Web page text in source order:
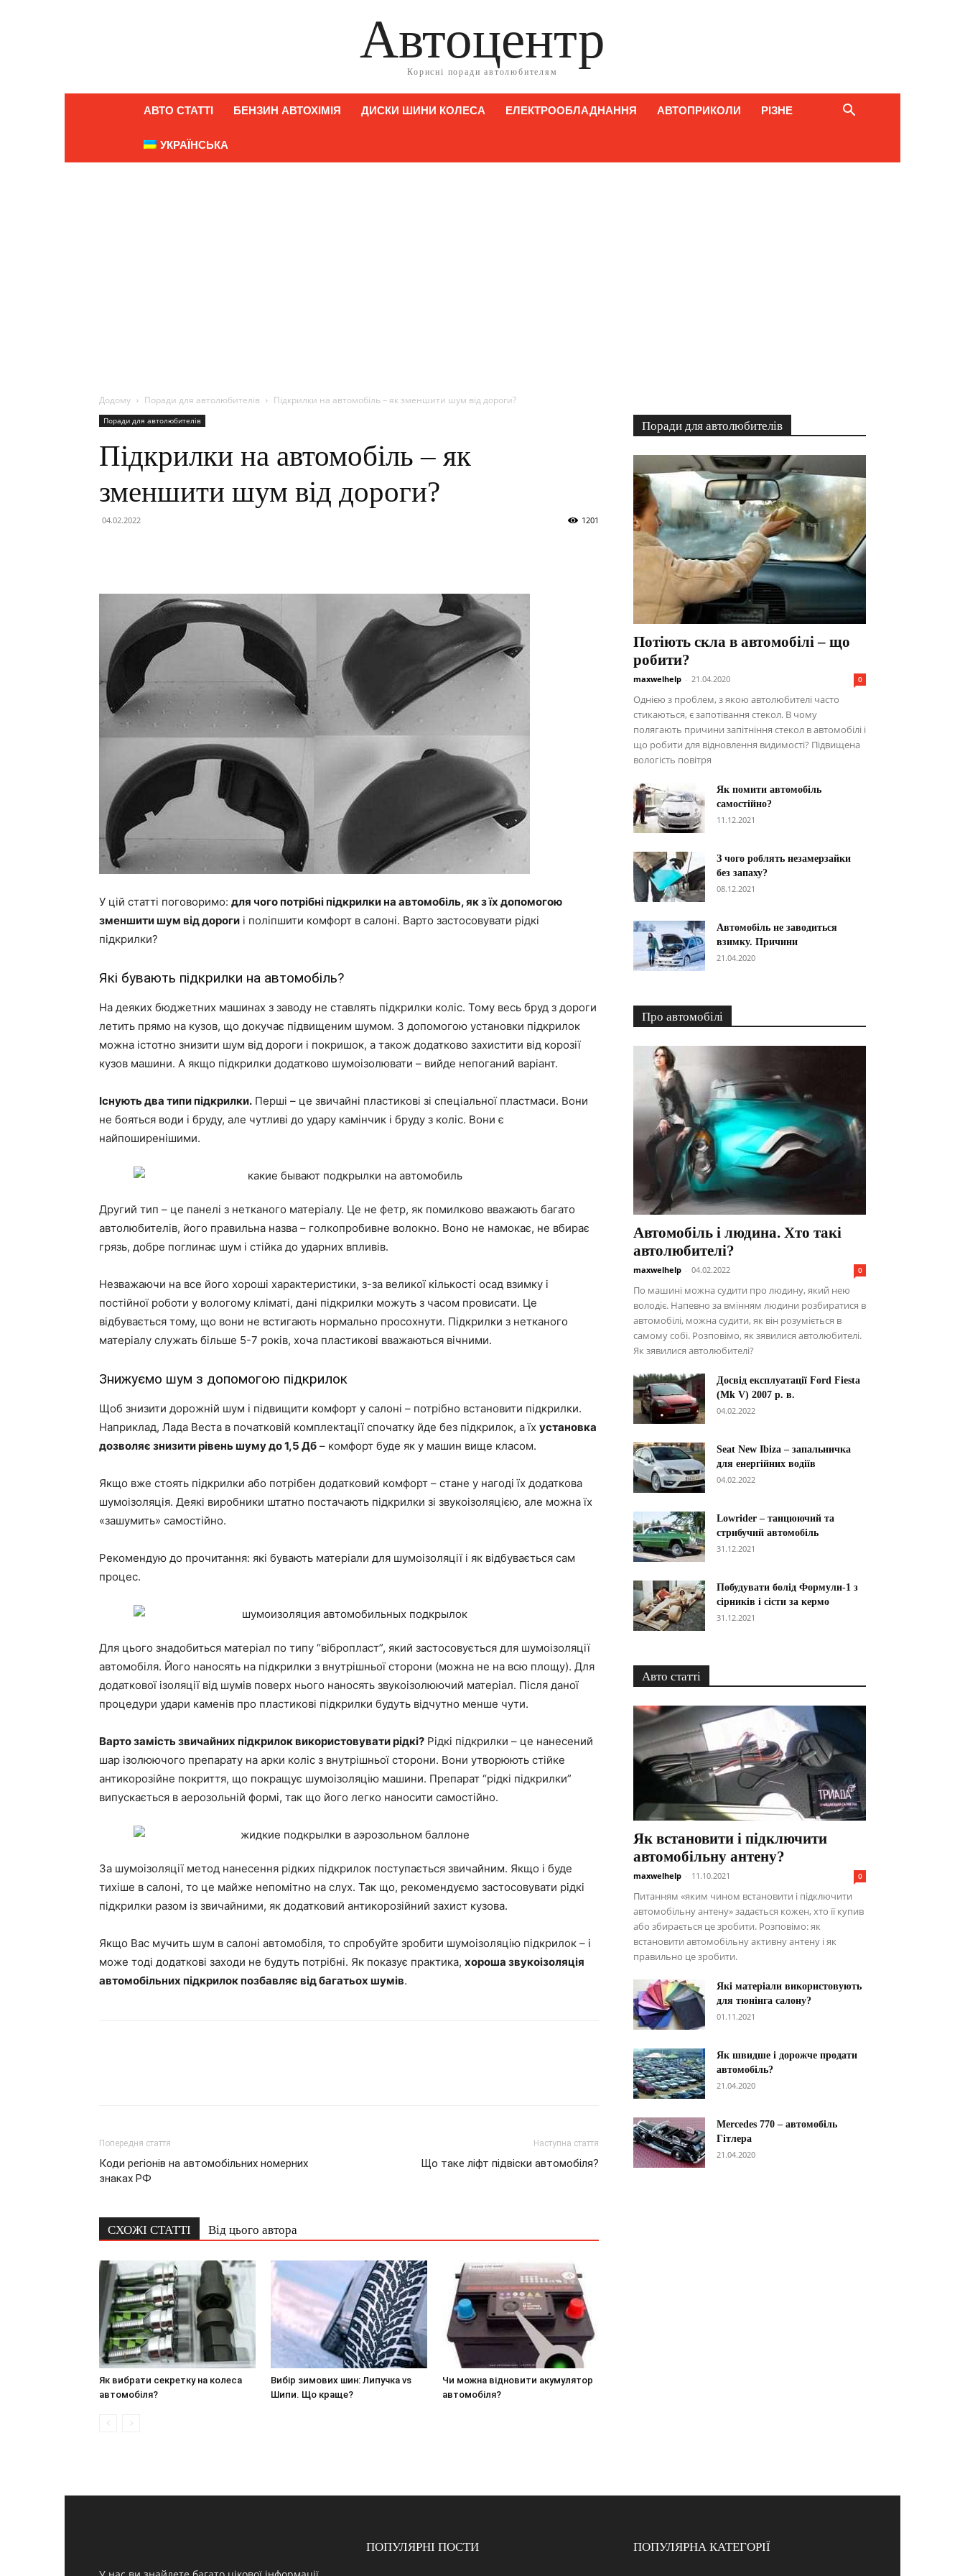
Автоцентр
Корисні поради автолюбителям
АВТО СТАТТІ БЕНЗИН АВТОХІМІЯ ДИСКИ ШИНИ КОЛЕСА ЕЛЕКТРООБЛАДНАННЯ АВТОПРИКОЛИ РІЗНЕ
УКРАЇНСЬКА
Додому Поради для автолюбителів Підкрилки на автомобіль – як зменшити шум від дороги?
Поради для автолюбителів
Підкрилки на автомобіль – як
зменшити шум від дороги?
04.02.2022 1201
У цій статті поговоримо: для чого потрібні підкрилки на автомобіль, як з їх допомогою
зменшити шум від дороги і поліпшити комфорт в салоні. Варто застосовувати рідкі
підкрилки?
Які бувають підкрилки на автомобіль?
На деяких бюджетних машинах з заводу не ставлять підкрилки коліс. Тому весь бруд з дороги
летить прямо на кузов, що докучає підвищеним шумом. З допомогою установки підкрилок
можна істотно знизити шум від дороги і покришок, а також додатково захистити від корозії
кузов машини. А якщо підкрилки додатково шумоізолювати – вийде непоганий варіант.
Існують два типи підкрилки. Перші – це звичайні пластикові зі спеціальної пластмаси. Вони
не бояться води і бруду, але чутливі до удару камінчик і бруду з коліс. Вони є
найпоширенішими.
Другий тип – це панелі з нетканого матеріалу. Це не фетр, як помилково вважають багато
автолюбителів, його правильна назва – голкопробивне волокно. Воно не намокає, не вбирає
грязь, добре поглинає шум і стійка до ударних впливів.
Незважаючи на все його хороші характеристики, з-за великої кількості осад взимку і
постійної роботи у вологому кліматі, дані підкрилки можуть з часом провисати. Це
відбувається тому, що вони не встигають нормально просохнути. Підкрилки з нетканого
матеріалу служать більше 5-7 років, хоча пластикові вважаються вічними.
Знижуємо шум з допомогою підкрилок
Щоб знизити дорожній шум і підвищити комфорт у салоні – потрібно встановити підкрилки.
Наприклад, Лада Веста в початковій комплектації спочатку йде без підкрилок, а їх установка
дозволяє знизити рівень шуму до 1,5 Дб – комфорт буде як у машин вище класом.
Якщо вже стоять підкрилки або потрібен додатковий комфорт – стане у нагоді їх додаткова
шумоізоляція. Деякі виробники штатно постачають підкрилки зі звукоізоляцією, але можна їх
«зашумить» самостійно.
Рекомендую до прочитання: які бувають матеріали для шумоізоляції і як відбувається сам
процес.
Для цього знадобиться матеріал по типу “вібропласт”, який застосовується для шумоізоляції
автомобіля. Його наносять на підкрилки з внутрішньої сторони (можна не на всю площу). Для
додаткової ізоляції від шумів поверх нього наносять звукоізолюючий матеріал. Після даної
процедури удари каменів про пластикові підкрилки будуть відчутно менше чути.
Варто замість звичайних підкрилок використовувати рідкі? Рідкі підкрилки – це нанесений
шар ізолюючого препарату на арки коліс з внутрішньої сторони. Вони утворюють стійке
антикорозійне покриття, що покращує шумоізоляцію машини. Препарат “рідкі підкрилки”
випускається в аерозольній формі, так що його легко наносити самостійно.
За шумоізоляції метод нанесення рідких підкрилок поступається звичайним. Якщо і буде
тихіше в салоні, то це майже непомітно на слух. Так що, рекомендуємо застосовувати рідкі
підкрилки разом із звичайними, як додатковий антикорозійний захист кузова.
Якщо Вас мучить шум в салоні автомобіля, то спробуйте зробити шумоізоляцію підкрилок – і
може тоді додаткові заходи не будуть потрібні. Як показує практика, хороша звукоізоляція
автомобільних підкрилок позбавляє від багатьох шумів.
Попередня стаття
Коди регіонів на автомобільних номерних
знаках РФ
Наступна стаття
Що таке ліфт підвіски автомобіля?
СХОЖІ СТАТТІ Від цього автора
Як вибрати секретку на колеса
автомобіля?
Вибір зимових шин: Липучка vs
Шипи. Що краще?
Чи можна відновити акумулятор
автомобіля?
Поради для автолюбителів
Потіють скла в автомобілі – що
робити?
maxwelhelp - 21.04.2020 0
Однією з проблем, з якою автолюбителі часто
стикаються, є запотівання стекол. В чому
полягають причини запітніння стекол в автомобілі і
що робити для відновлення видимості? Підвищена
вологість повітря
Як помити автомобіль
самостійно?
11.12.2021
З чого роблять незамерзайки
без запаху?
08.12.2021
Автомобіль не заводиться
взимку. Причини
21.04.2020
Про автомобілі
Автомобіль і людина. Хто такі
автолюбителі?
maxwelhelp - 04.02.2022 0
По машині можна судити про людину, який нею
володіє. Напевно за вмінням людини розбиратися в
автомобілі, можна судити, як він розуміється в
самому собі. Розповімо, як зявилися автолюбителі.
Як зявилися автолюбителі?
Досвід експлуатації Ford Fiesta
(Mk V) 2007 р. в.
04.02.2022
Seat New Ibiza – запальничка
для енергійних водіїв
04.02.2022
Lowrider – танцюючий та
стрибучий автомобіль
31.12.2021
Побудувати болід Формули-1 з
сірників і сісти за кермо
31.12.2021
Авто статті
Як встановити і підключити
автомобільну антену?
maxwelhelp - 11.10.2021 0
Питанням «яким чином встановити і підключити
автомобільну антену» задається кожен, хто її купив
або збирається це зробити. Розповімо: як
встановити автомобільну активну антену і як
правильно це зробити.
Які матеріали використовують
для тюнінга салону?
01.11.2021
Як швидше і дорожче продати
автомобіль?
21.04.2020
Меrcedes 770 – автомобіль
Гітлера
21.04.2020
ПОПУЛЯРНІ ПОСТИ ПОПУЛЯРНА КАТЕГОРІЇ